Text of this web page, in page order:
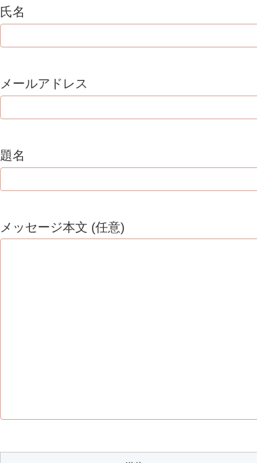
氏名
メールアドレス
題名
メッセージ本文 (任意)